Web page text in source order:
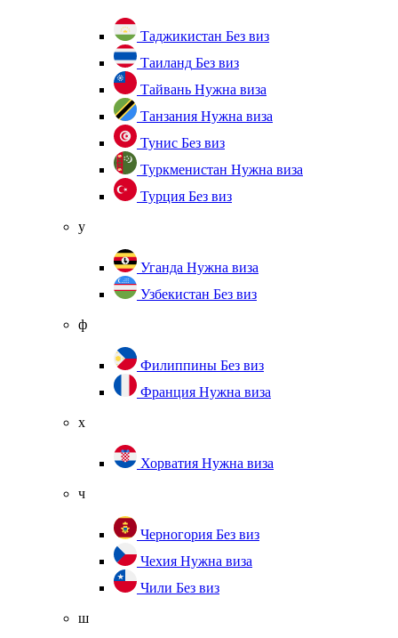
Таджикистан Без виз
Таиланд Без виз
Тайвань Нужна виза
Танзания Нужна виза
Тунис Без виз
Туркменистан Нужна виза
Турция Без виз
у
Уганда Нужна виза
Узбекистан Без виз
ф
Филиппины Без виз
Франция Нужна виза
х
Хорватия Нужна виза
ч
Черногория Без виз
Чехия Нужна виза
Чили Без виз
ш